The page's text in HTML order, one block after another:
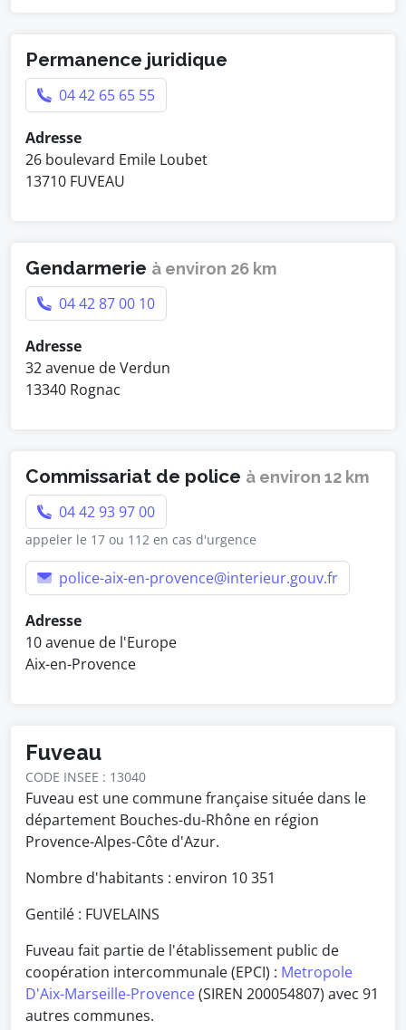
Permanence juridique
04 42 65 65 55
Adresse
26 boulevard Emile Loubet
13710 FUVEAU
Gendarmerie à environ 26 km
04 42 87 00 10
Adresse
32 avenue de Verdun
13340 Rognac
Commissariat de police à environ 12 km
04 42 93 97 00
appeler le 17 ou 112 en cas d'urgence
police-aix-en-provence@interieur.gouv.fr
Adresse
10 avenue de l'Europe
Aix-en-Provence
Fuveau
CODE INSEE : 13040
Fuveau est une commune française située dans le
département Bouches-du-Rhône en région
Provence-Alpes-Côte d'Azur.
Nombre d'habitants : environ 10 351
Gentilé : FUVELAINS
Fuveau fait partie de l'établissement public de
coopération intercommunale (EPCI) : Metropole
D'Aix-Marseille-Provence(SIREN 200054807) avec 91
autres communes.